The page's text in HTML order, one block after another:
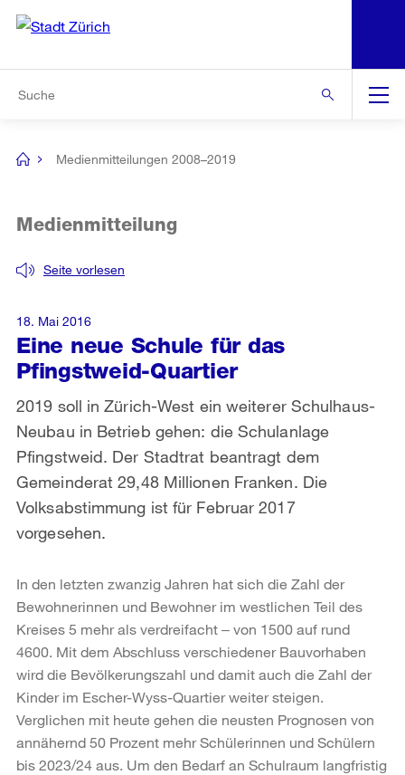
Navigation
[no
Medienmitteilungen 2008–2019
Eine neue Schule für das
Pfingstweid-Quartier
Seite vorlesen
Medienmitteilung
2019 soll in Zürich-West ein weiterer Schulhaus-
Neubau in Betrieb gehen: die Schulanlage
Pfingstweid. Der Stadtrat beantragt dem
Gemeinderat 29,48 Millionen Franken. Die
Volksabstimmung ist für Februar 2017
vorgesehen.
18. Mai 2016
In den letzten zwanzig Jahren hat sich die Zahl der
Bewohnerinnen und Bewohner im westlichen Teil des
Kreises 5 mehr als verdreifacht ‒ von 1500 auf rund
4600. Mit dem Abschluss verschiedener Bauvorhaben
wird die Bevölkerungszahl und damit auch die Zahl der
Kinder im Escher-Wyss-Quartier weiter steigen.
Verglichen mit heute gehen die neusten Prognosen von
annähernd 50 Prozent mehr Schülerinnen und Schülern
bis 2023/24 aus. Um den Bedarf an Schulraum langfristig